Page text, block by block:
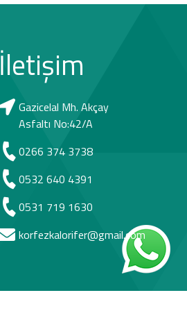
İletişim
Gazicelal Mh. Akçay
Asfaltı No:42/A
0266 374 3738
0532 640 4391
0531 719 1630
korfezkalorifer@gmail.com